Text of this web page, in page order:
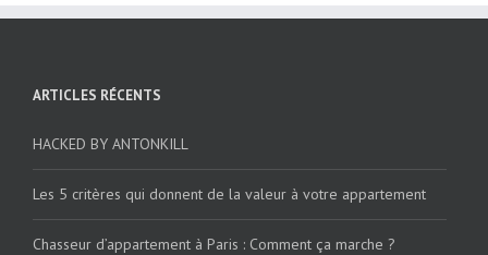
ARTICLES RÉCENTS
HACKED BY ANTONKILL
Les 5 critères qui donnent de la valeur à votre appartement
Chasseur d’appartement à Paris : Comment ça marche ?